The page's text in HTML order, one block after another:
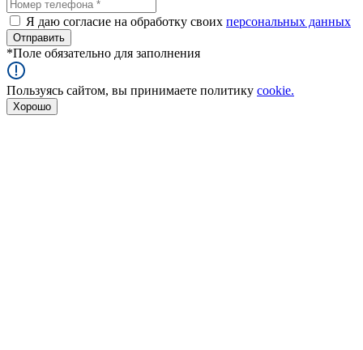
Я даю согласие на обработку своих персональных данных
*Поле обязательно для заполнения
Пользуясь сайтом, вы принимаете политику cookie.
Хорошо